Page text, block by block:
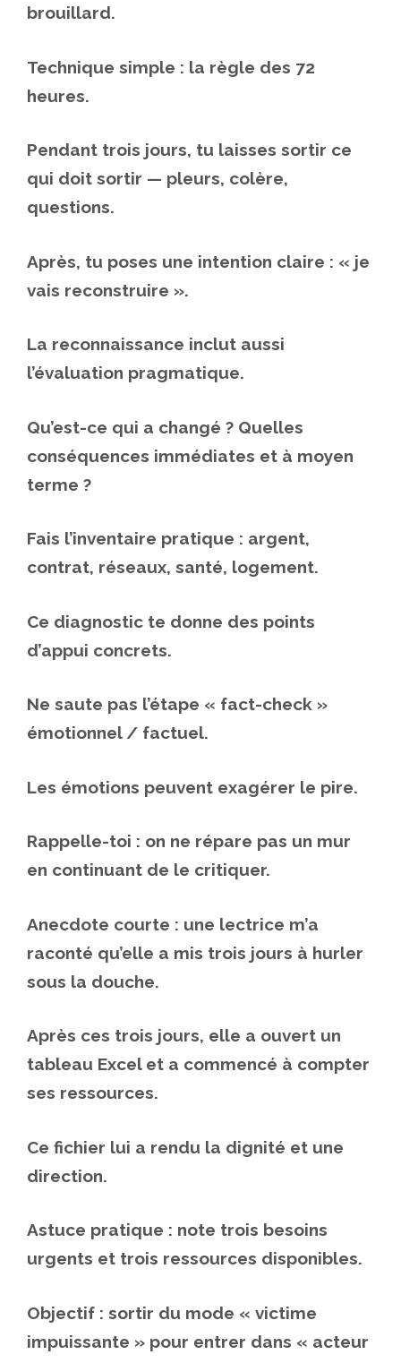
brouillard.
Technique simple : la règle des 72
heures.
Pendant trois jours, tu laisses sortir ce
qui doit sortir — pleurs, colère,
questions.
Après, tu poses une intention claire : « je
vais reconstruire ».
La reconnaissance inclut aussi
l’évaluation pragmatique.
Qu’est-ce qui a changé ? Quelles
conséquences immédiates et à moyen
terme ?
Fais l’inventaire pratique : argent,
contrat, réseaux, santé, logement.
Ce diagnostic te donne des points
d’appui concrets.
Ne saute pas l’étape « fact-check »
émotionnel / factuel.
Les émotions peuvent exagérer le pire.
Rappelle-toi : on ne répare pas un mur
en continuant de le critiquer.
Anecdote courte : une lectrice m’a
raconté qu’elle a mis trois jours à hurler
sous la douche.
Après ces trois jours, elle a ouvert un
tableau Excel et a commencé à compter
ses ressources.
Ce fichier lui a rendu la dignité et une
direction.
Astuce pratique : note trois besoins
urgents et trois ressources disponibles.
Objectif : sortir du mode « victime
impuissante » pour entrer dans « acteur